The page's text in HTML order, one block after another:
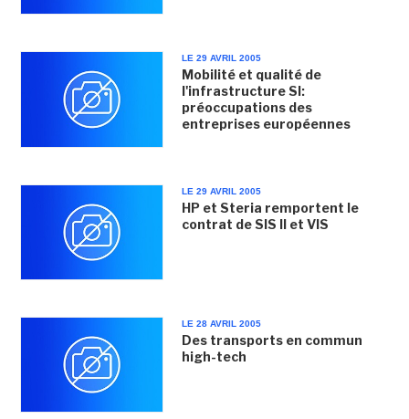
LE 29 AVRIL 2005
Mobilité et qualité de
l'infrastructure SI:
préoccupations des
entreprises européennes
LE 29 AVRIL 2005
HP et Steria remportent le
contrat de SIS II et VIS
LE 28 AVRIL 2005
Des transports en commun
high-tech